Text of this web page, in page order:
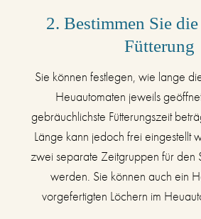
2. Bestimmen Sie
Fütterung
Sie können festlegen, wie lange
Heuautomaten jeweils
gebräuchlichste Fütterungszeit
Länge kann jedoch frei eingestellt
zwei separate Zeitgruppen für den
werden. Sie können auch ein
vorgefertigten Löchern im